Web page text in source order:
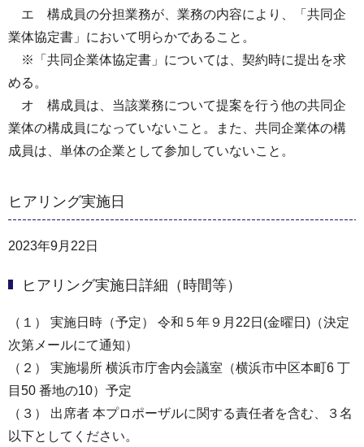
エ 構成員の分担業務が、業務の内容により、「共同企
業体協定書」において明らかであること。
※「共同企業体協定書」については、契約時に提出を求
める。
オ 構成員は、当該業務について提案を行う他の共同企
業体の構成員になっていないこと。また、共同企業体の構
成員は、単体の企業として参加していないこと。
ヒアリング実施日
2023年9月22日
ヒアリング実施日詳細（時間等）
（１） 実施日時（予定） 令和５年９月22日(金曜日)（決定
次第メールにて通知）
（２） 実施場所 横浜市庁舎内会議室（横浜市中区本町6 丁
目50 番地の10）予定
（３） 出席者 本プロポーザルに関する責任者を含む、３名
以下としてください。